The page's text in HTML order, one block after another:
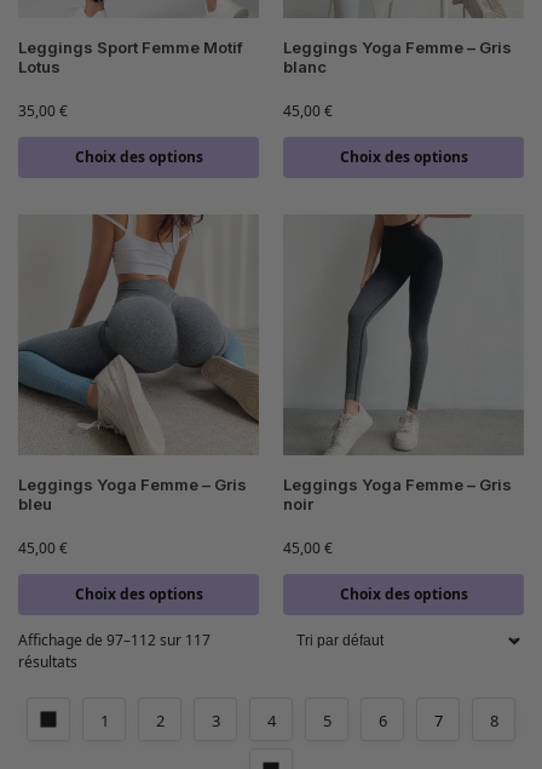
Leggings Sport Femme Motif
Lotus
35,00€
Choix des options
Leggings Yoga Femme – Gris
blanc
45,00€
Choix des options
Leggings Yoga Femme – Gris
bleu
45,00€
Choix des options
Leggings Yoga Femme – Gris
noir
45,00€
Choix des options
Affichage de 97–112 sur 117
résultats
1 2 3 4 5 6 7 8